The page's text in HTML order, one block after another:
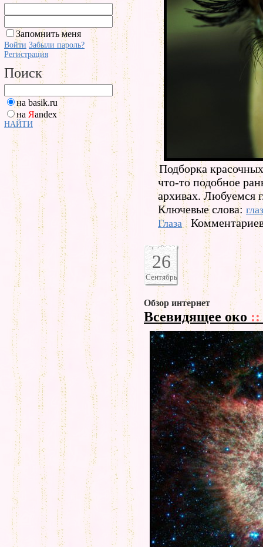
Запомнить меня
Войти Забыли пароль?
Регистрация
Поиск
на basik.ru
на Яandex
НАЙТИ
Подборка
что-то подобное
архивах. Любуемся
Ключевые слова:
Глаза
26
Сентябрь
Обзор интернет
Всевидящее око ::